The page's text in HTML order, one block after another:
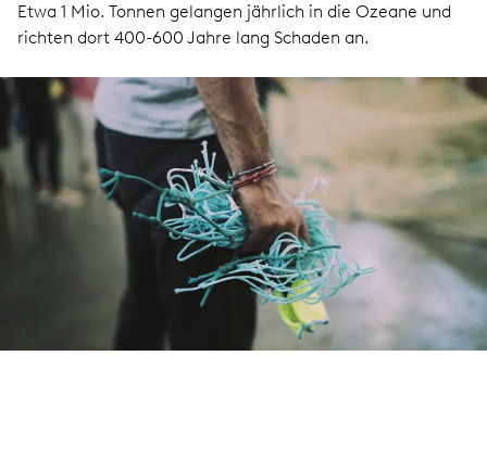
Etwa 1 Mio. Tonnen gelangen jährlich in die Ozeane und
richten dort 400-600 Jahre lang Schaden an.